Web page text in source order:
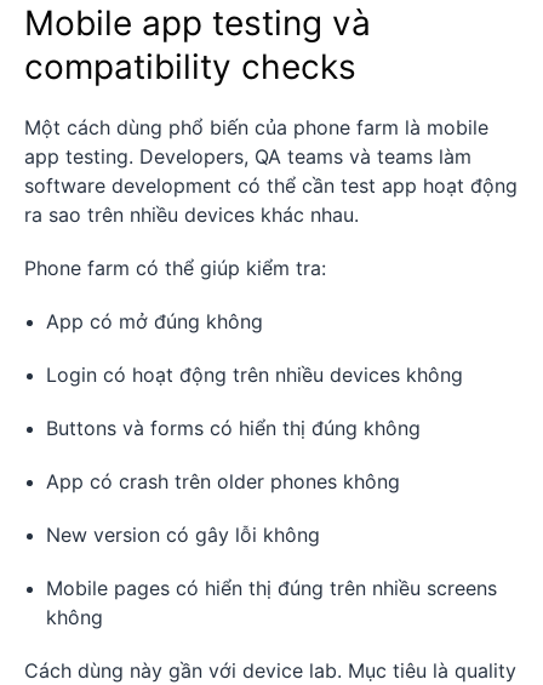
Mobile app testing và
compatibility checks
Một cách dùng phổ biến của phone farm là mobile
app testing. Developers, QA teams và teams làm
software development có thể cần test app hoạt động
ra sao trên nhiều devices khác nhau.
Phone farm có thể giúp kiểm tra:
App có mở đúng không
Login có hoạt động trên nhiều devices không
Buttons và forms có hiển thị đúng không
App có crash trên older phones không
New version có gây lỗi không
Mobile pages có hiển thị đúng trên nhiều screens
không
Cách dùng này gần với device lab. Mục tiêu là quality